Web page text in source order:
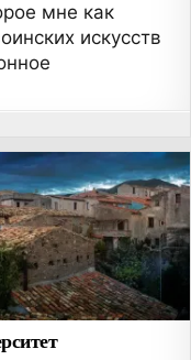
мне как
искусств